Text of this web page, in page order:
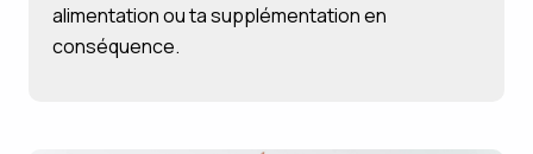
alimentation ou ta supplémentation en
conséquence.